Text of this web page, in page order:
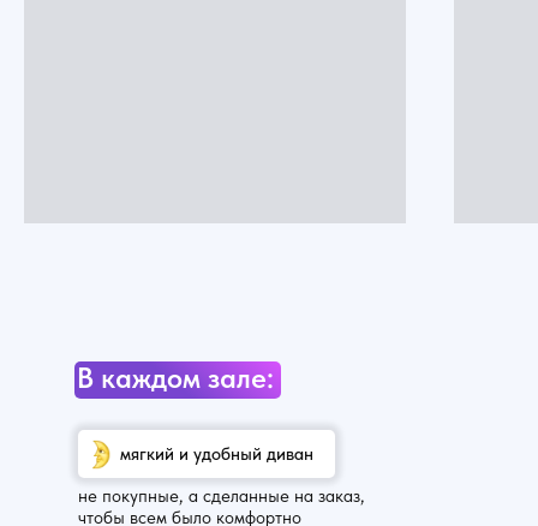
не покупные, а сделанные на заказ,
чтобы всем было комфортно
В каждом зале:
мягкий и удобный диван